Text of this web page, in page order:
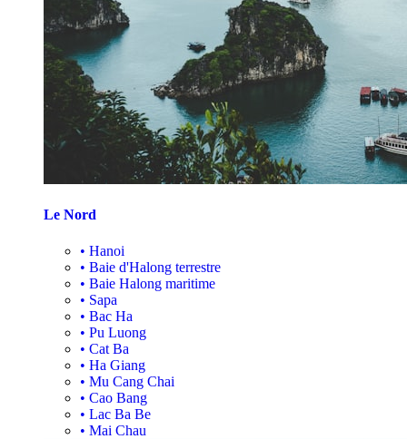
Le Nord
• Hanoi
• Baie d'Halong terrestre
• Baie Halong maritime
• Sapa
• Bac Ha
• Pu Luong
• Cat Ba
• Ha Giang
• Mu Cang Chai
• Cao Bang
• Lac Ba Be
• Mai Chau